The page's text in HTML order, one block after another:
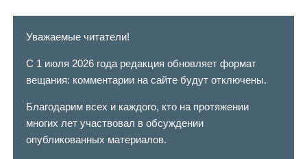
Уважаемые читатели!
С 1 июля 2026 года редакция обновляет формат
вещания: комментарии на сайте будут отключены.
Благодарим всех и каждого, кто на протяжении
многих лет участвовал в обсуждении
опубликованных материалов.